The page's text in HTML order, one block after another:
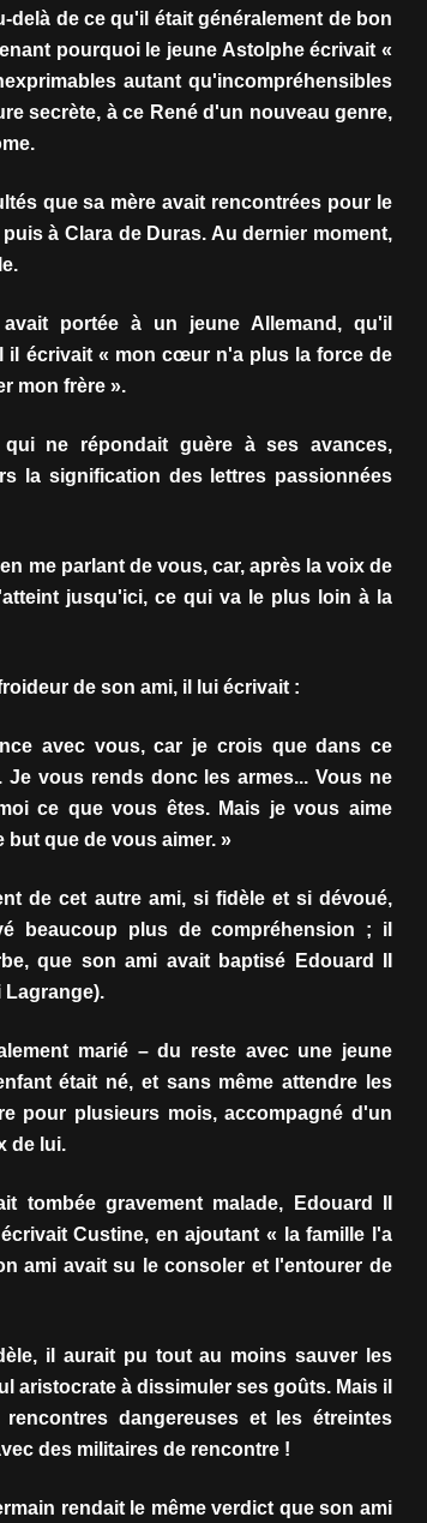
delà de ce qu'il était généralement de bon
pourquoi le jeune Astolphe écrivait «
autant qu'incompréhensibles
secrète, à ce René d'un nouveau genre,
que sa mère avait rencontrées pour le
à Clara de Duras. Au dernier moment,
portée à un jeune Allemand, qu'il
il écrivait « mon cœur n'a plus la force de
mon frère ».
ne répondait guère à ses avances,
la signification des lettres passionnées
me parlant de vous, car, après la voix de
jusqu'ici, ce qui va le plus loin à la
de son ami, il lui écrivait :
avec vous, car je crois que dans ce
vous rends donc les armes... Vous ne
ce que vous êtes. Mais je vous aime
que de vous aimer. »
de cet autre ami, si fidèle et si dévoué,
beaucoup plus de compréhension ; il
que son ami avait baptisé Edouard II
Lagrange).
marié – du reste avec une jeune
était né, et sans même attendre les
pour plusieurs mois, accompagné d'un
de lui.
tombée gravement malade, Edouard II
Custine, en ajoutant « la famille l'a
ami avait su le consoler et l'entourer de
il aurait pu tout au moins sauver les
aristocrate à dissimuler ses goûts. Mais il
dangereuses et les étreintes
des militaires de rencontre !
rendait le même verdict que son ami